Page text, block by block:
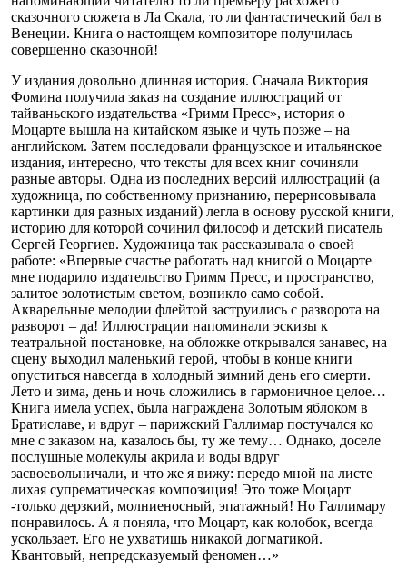
сказочного сюжета в Ла Скала, то ли фантастический бал в
Венеции. Книга о настоящем композиторе получилась
совершенно сказочной!
У издания довольно длинная история. Сначала Виктория
Фомина получила заказ на создание иллюстраций от
тайваньского издательства «Гримм Пресс», история о
Моцарте вышла на китайском языке и чуть позже – на
английском. Затем последовали французское и итальянское
издания, интересно, что тексты для всех книг сочиняли
разные авторы. Одна из последних версий иллюстраций (а
художница, по собственному признанию, перерисовывала
картинки для разных изданий) легла в основу русской книги,
историю для которой сочинил философ и детский писатель
Сергей Георгиев. Художница так рассказывала о своей
работе: «Впервые счастье работать над книгой о Моцарте
мне подарило издательство Гримм Пресс, и пространство,
залитое золотистым светом, возникло само собой.
Акварельные мелодии флейтой заструились с разворота на
разворот – да! Иллюстрации напоминали эскизы к
театральной постановке, на обложке открывался занавес, на
сцену выходил маленький герой, чтобы в конце книги
опуститься навсегда в холодный зимний день его смерти.
Лето и зима, день и ночь сложились в гармоничное целое…
Книга имела успех, была награждена Золотым яблоком в
Братиславе, и вдруг – парижский Галлимар постучался ко
мне с заказом на, казалось бы, ту же тему… Однако, доселе
послушные молекулы акрила и воды вдруг
засвоевольничали, и что же я вижу: передо мной на листе
лихая супрематическая композиция! Это тоже Моцарт
-только дерзкий, молниеносный, эпатажный! Но Галлимару
понравилось. А я поняла, что Моцарт, как колобок, всегда
ускользает. Его не ухватишь никакой догматикой.
Квантовый, непредсказуемый феномен…»